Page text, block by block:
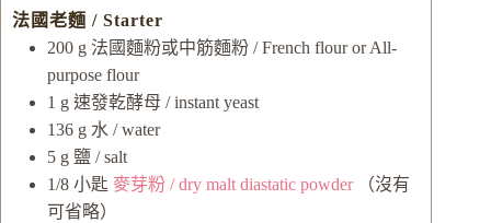
法國老麵 / Starter
200 g 法國麵粉或中筋麵粉 / French flour or All-
purpose flour
1 g 速發乾酵母 / instant yeast
136 g 水 / water
5 g 鹽 / salt
1/8 小匙 麥芽粉 / dry malt diastatic powder
（沒有
可省略）